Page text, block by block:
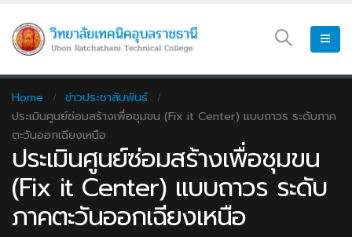
Home
ข่าวประชาสัมพันธ์
ประเมินศูนย์ซ่อมสร้างเพื่อชุมขน (Fix it Center) แบบถาวร ระดับภาค
ตะวันออกเฉียงเหนือ
ประเมินศูนย์ซ่อมสร้างเพื่อชุมขน
(Fix it Center) แบบถาวร ระดับ
ภาคตะวันออกเฉียงเหนือ